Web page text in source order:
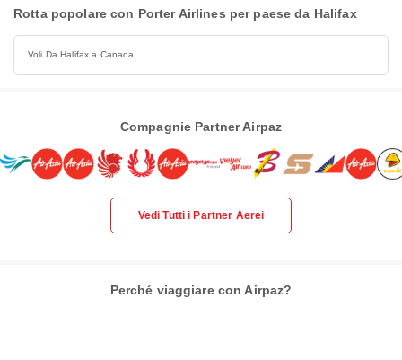
Rotta popolare con Porter Airlines per paese da Halifax
Voli Da Halifax a Canada
Compagnie Partner Airpaz
Vedi Tutti i Partner Aerei
Perché viaggiare con Airpaz?